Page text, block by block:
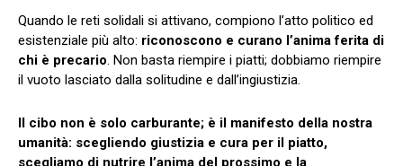
Quando le reti solidali si attivano, compiono l’atto politico ed
esistenziale più alto: riconoscono e curano l’anima ferita di
chi è precario. Non basta riempire i piatti; dobbiamo riempire
il vuoto lasciato dalla solitudine e dall’ingiustizia.
Il cibo non è solo carburante; è il manifesto della nostra
umanità: scegliendo giustizia e cura per il piatto,
scegliamo di nutrire l’anima del prossimo e la